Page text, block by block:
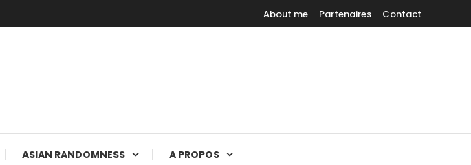
About me Partenaires Contact
ASIAN RANDOMNESS A PROPOS